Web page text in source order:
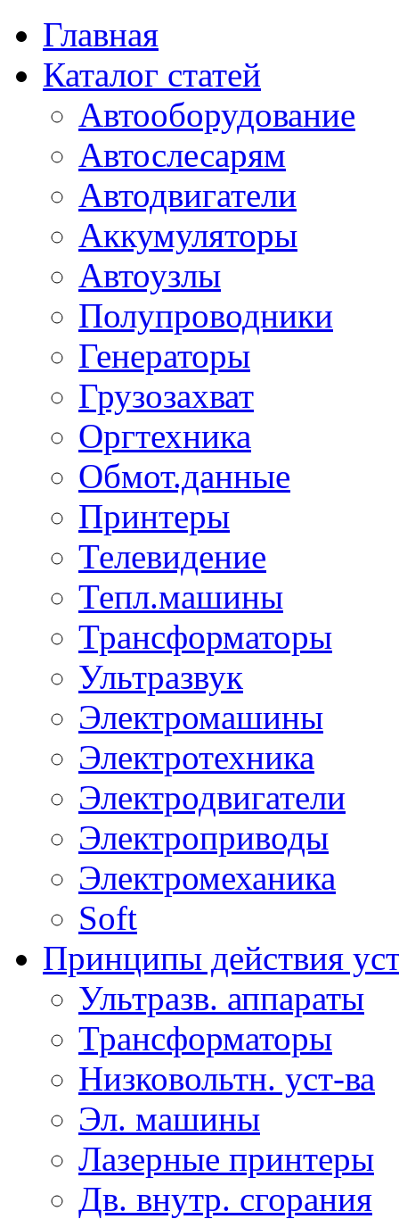
Главная
Каталог статей
Автооборудование
Автослесарям
Автодвигатели
Аккумуляторы
Автоузлы
Полупроводники
Генераторы
Грузозахват
Оргтехника
Обмот.данные
Принтеры
Телевидение
Тепл.машины
Трансформаторы
Ультразвук
Электромашины
Электротехника
Электродвигатели
Электроприводы
Электромеханика
Soft
Принципы действия
Ультразв. аппараты
Трансформаторы
Низковольтн. уст-ва
Эл. машины
Лазерные принтеры
Дв. внутр. сгорания